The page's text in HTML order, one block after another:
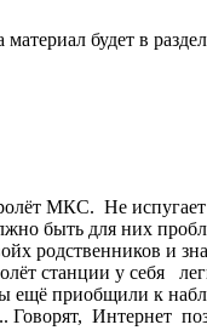
будет в
МКС. Не
быть для них
родственников и
станции у себя
ещё приобщили к
Интернет